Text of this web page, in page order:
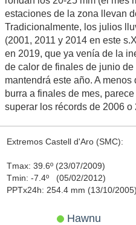
estaciones de la zona llevan
Tradicionalmente, los julios
(2001, 2011 y 2014 en este
en 2019, que ya venía de la
de calor de finales de junio
mantendrá este año. A
burra a finales de mes,
superar los récords de 2006 o
Extremos Castell d'Aro (SMC):
Tmax: 39.6º (23/07/2009)
Tmin: -7.4º (05/02/2012)
PPTx24h: 254.4 mm (13/10/2005)
Hawnu